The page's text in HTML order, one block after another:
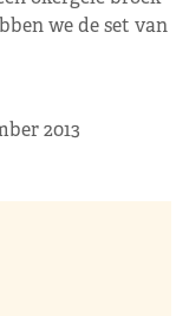
we de set van
2013